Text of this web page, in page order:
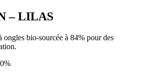
– LILAS
ongles bio-sourcée à 84% pour des
%